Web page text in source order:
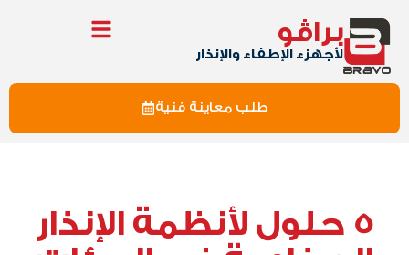
براڤو
لأجهزء الإطفاء والإنذار
طلب معاينة فنية
5 حلول لأنظمة الإنذار